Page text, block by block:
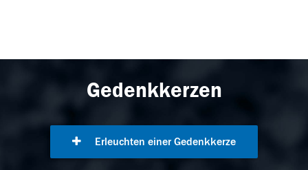
Gedenkkerzen
Erleuchten einer Gedenkkerze